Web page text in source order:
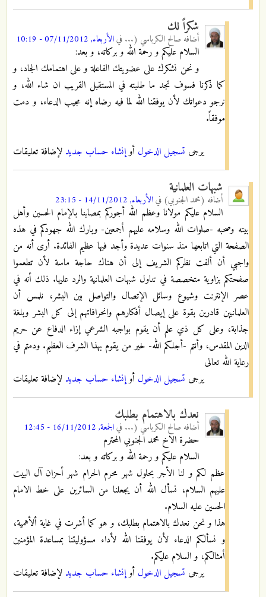
شكراً لك
أضافه صالح الكرباسي (... فيالأربعاء, 07/11/2012 - 10:19
السلام عليكم و رحمة الله و بركاته، و بعد:
و نحن نشكرك على عضويتك الفاعلة و على اهتمامك الجاد، و
كما ذكرنا فسوف تجد ما طلبته في المستقبل القريب ان شاء الله، و
نرجو دعواتك لأن يوفقنا الله لما فيه رضاه إنه مجيب الدعاء، و دمت
موفقاً.
يرجى تسجيل الدخول أوإنشاء حساب جديد لإضافة تعليقات
شبهات العلمانية
أضافه (محمد الجنوبي) فيالأربعاء, 14/11/2012 - 23:15
السلام عليكم مولانا وعظم الله أجوركم بمصابنا بالإمام الحسين وأهل
بيته وصحبه -صلوات الله وسلامه عليهم أجمعين- وبارك الله جهودكم في هذه
الصفحة التي اتابعها منذ سنوات عديدة وأجد فيها عظيم الفائدة. أرى أنه من
واجبي أن ألفت نظركم الشريف إلى أن هناك حاجة ماسة لأن تطعموا
صفحتكم بزاوية متخصصة في تناول شبهات العلمانية والرد عليها. ذلك أنه في
عصر الإنترنت وشيوع وسائل الإتصال والتواصل بين البشر، نلمس أن
العلمانيين قادرين بقوة على إيصال أفكارهم وانحرافاتهم إلى كل البشر وبلغة
جذابة، وعلى كل ذي علم أن يقوم بواجبه الشرعي إزاء الدفاع عن حريم
الدين المقدس، وأنتم -أجلكم الله- خير من يقوم بهذا الشرف العظيم. ودمتم في
رعاية الله تعالى
يرجى تسجيل الدخول أوإنشاء حساب جديد لإضافة تعليقات
نعدك بالاهتمام بطلبك
أضافه صالح الكرباسي (... فيالجمعة, 16/11/2012 - 12:45
حضرة الاخ محمد الجنوبي المحترم
السلام عليكم و رحمة الله و بركاته و بعد:
عظم لكم و لنا الأجر بحلول شهر محرم الحرام شهر أحزان آل البيت
عليهم السلام، نسأل الله أن يجعلنا من السائرين على خط الامام
الحسين عليه السلام.
هذا و نحن نعدك بالاهتمام بطلبك، و هو كما أشرت في غاية ألأهمية،
و نسألكم الدعاء لأن يوفقنا الله لأداء مسؤوليتنا بمساعدة المؤمنين
أمثالكم، و السلام عليكم.
يرجى تسجيل الدخول أوإنشاء حساب جديد لإضافة تعليقات